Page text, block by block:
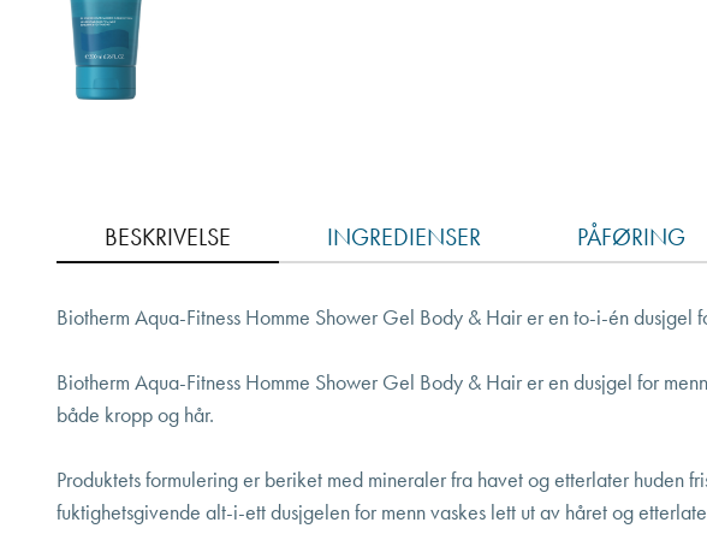
BESKRIVELSE INGREDIENSER PÅFØRING
Biotherm Aqua-Fitness Homme Shower Gel Body & Hair er en to-i-én dusjgel
Biotherm Aqua-Fitness Homme Shower Gel Body & Hair er en dusjgel for
både kropp og hår.
Produktets formulering er beriket med mineraler fra havet og etterlater huden
fuktighetsgivende alt-i-ett dusjgelen for menn vaskes lett ut av håret og